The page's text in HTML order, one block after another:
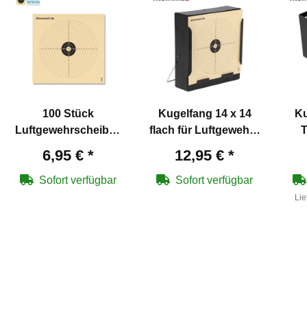
100 Stück
Luftgewehrscheiben
6,95 € *
Sofort verfügbar
Kugelfang 14 x 14
flach für Luftgewehre
12,95 € *
Sofort verfügbar